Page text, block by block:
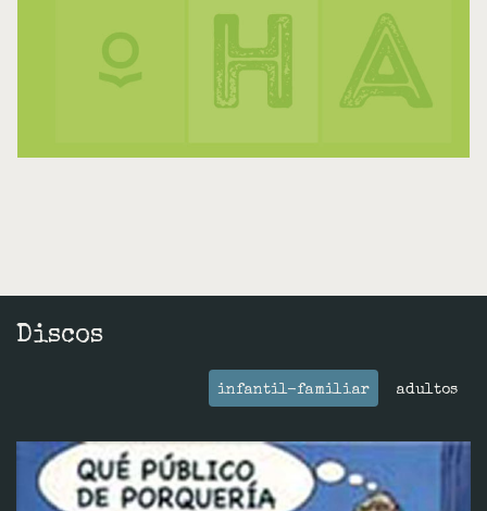
Discos
infantil-familiar adultos